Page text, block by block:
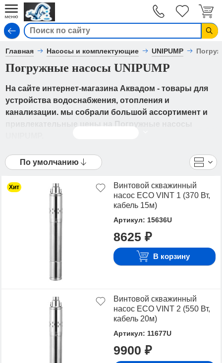
Главная Насосы и комплектующие UNIPUMP
Погружные насосы UNIPUMP
На сайте интернет-магазина Аквадом - товары для
устройства водоснабжения, отопления и
канализации. мы собрали большой ассортимент и
В каталоге представлены UNIPUMP - Погружные
насосы UNIPUMP от ведущих мировых
фотографиями, описанием товаров, отзывами
покупателей, техническими характеристиками, а
также сравнить понравившиеся модели и выбрать
лучшую стоимость.
Для того чтобы купить Погружные насосы UNIPUMP,
достаточно оформить заявку на сайте или
связаться с консультантом в режиме on-line.
По умолчанию
Хит
Винтовой скважинный
насос ECO VINT 1 (370 Вт,
кабель 15м)
Артикул: 15636U
8625 ₽
В корзину
Винтовой скважинный
насос ECO VINT 2 (550 Вт,
кабель 20м)
Артикул: 11677U
9900 ₽